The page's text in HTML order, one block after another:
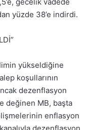
yüzde 38’e indirdi.
yükseldiğine
koşullarının
dezenflasyon
değinen MB, başta
enflasyon